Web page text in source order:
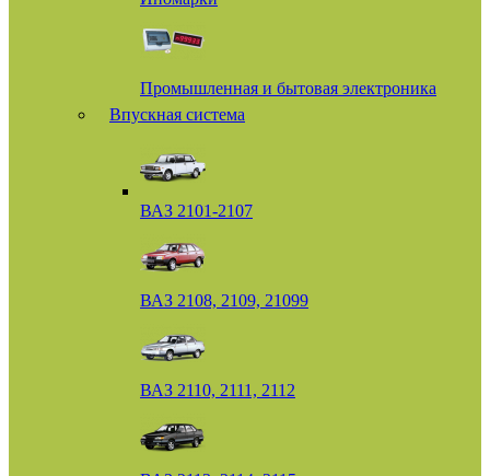
Промышленная и бытовая электроника
Впускная система
ВАЗ 2101-2107
ВАЗ 2108, 2109, 21099
ВАЗ 2110, 2111, 2112